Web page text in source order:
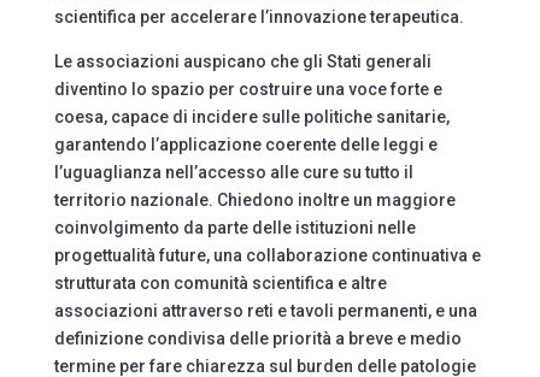
scientifica per accelerare l’innovazione terapeutica.
Le associazioni auspicano che gli Stati generali
diventino lo spazio per costruire una voce forte e
coesa, capace di incidere sulle politiche sanitarie,
garantendo l’applicazione coerente delle leggi e
l’uguaglianza nell’accesso alle cure su tutto il
territorio nazionale. Chiedono inoltre un maggiore
coinvolgimento da parte delle istituzioni nelle
progettualità future, una collaborazione continuativa e
strutturata con comunità scientifica e altre
associazioni attraverso reti e tavoli permanenti, e una
definizione condivisa delle priorità a breve e medio
termine per fare chiarezza sul burden delle patologie